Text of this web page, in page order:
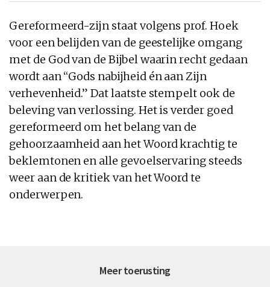
Gereformeerd-zijn staat volgens prof. Hoek
voor een belijden van de geestelijke omgang
met de God van de Bijbel waarin recht gedaan
wordt aan “Gods nabijheid én aan Zijn
verhevenheid.” Dat laatste stempelt ook de
beleving van verlossing. Het is verder goed
gereformeerd om het belang van de
gehoorzaamheid aan het Woord krachtig te
beklemtonen en alle gevoelservaring steeds
weer aan de kritiek van het Woord te
onderwerpen.
Meer toerusting